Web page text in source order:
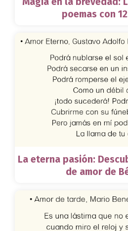
poemas con
La eterna pasión:
de amor de